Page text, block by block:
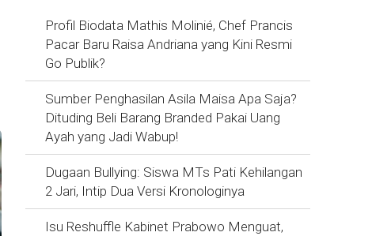
Profil Biodata Mathis Molinié, Chef Prancis
Pacar Baru Raisa Andriana yang Kini Resmi
Go Publik?
Sumber Penghasilan Asila Maisa Apa Saja?
Dituding Beli Barang Branded Pakai Uang
Ayah yang Jadi Wabup!
Dugaan Bullying: Siswa MTs Pati Kehilangan
2 Jari, Intip Dua Versi Kronologinya
Isu Reshuffle Kabinet Prabowo Menguat,